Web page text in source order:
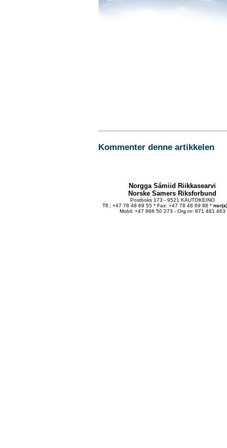
Kommenter denne artikkelen
Norgga Sámiid Riikkasearvi
Norske Samers Riksforbund
Postboks 173 - 9521 KAUTOKEINO
Tlf.: +47 78 48 69 55 * Fax: +47 78 48 69 88 *
Mobil: +47 988 50 273 - Org.nr: 971 481 463